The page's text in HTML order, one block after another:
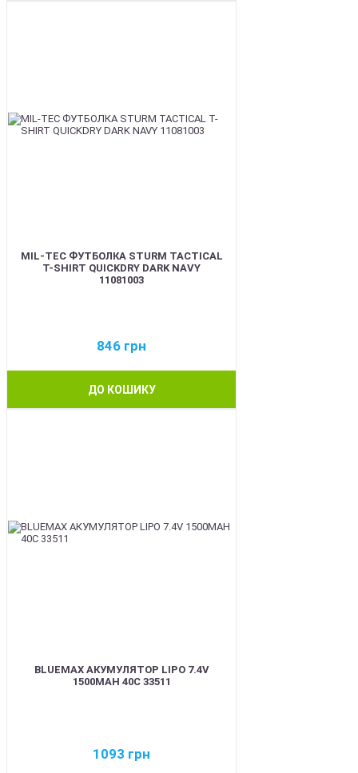
MIL-TEC ФУТБОЛКА STURM TACTICAL
T-SHIRT QUICKDRY DARK NAVY
11081003
846 грн
ДО КОШИКУ
BLUEMAX АКУМУЛЯТОР LIPO 7.4V
1500MAH 40C 33511
1093 грн